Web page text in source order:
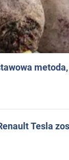
Tesla